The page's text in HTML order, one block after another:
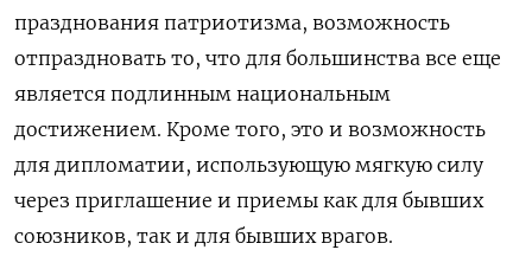
празднования патриотизма, возможность
отпраздновать то, что для большинства все еще
является подлинным национальным
достижением. Кроме того, это и возможность
для дипломатии, использующую мягкую силу
через приглашение и приемы как для бывших
союзников, так и для бывших врагов.